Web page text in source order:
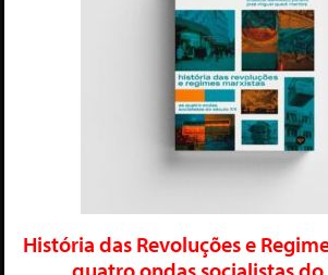
História das Revoluções e
quatro ondas socialistas do